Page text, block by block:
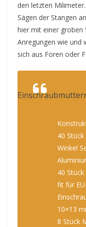
den letzten
Sägen der Stangen
hier mit einer groben
Anregungen wie und
sich aus Foren oder
40
Winkel
40
fit für
10×13
8 Stück